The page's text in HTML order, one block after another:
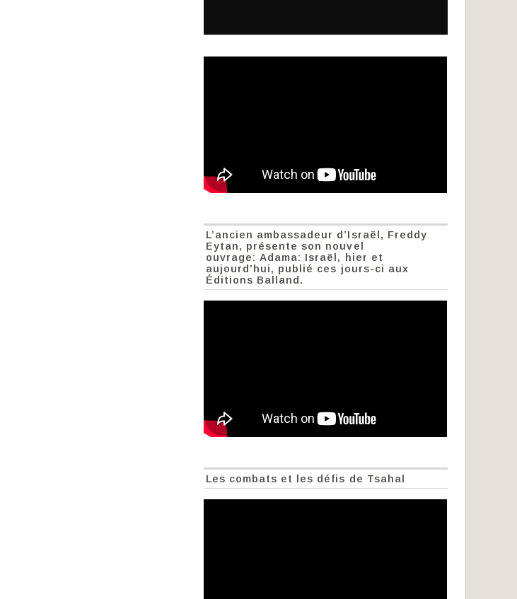
L’ancien ambassadeur d’Israël, Freddy
Eytan, présente son nouvel
ouvrage: Adama: Israël, hier et
aujourd’hui, publié ces jours-ci aux
Éditions Balland.
Les combats et les défis de Tsahal